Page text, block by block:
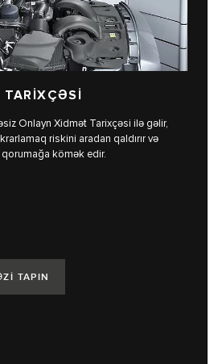
TARİXÇƏSİ
Onlayn Xidmət Tarixçəsi ilə gəlir,
riskini aradan qaldırır və
kömək edir.
TAPIN